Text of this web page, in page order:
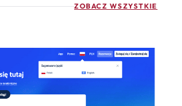
ZOBACZ WSZYSTKIE